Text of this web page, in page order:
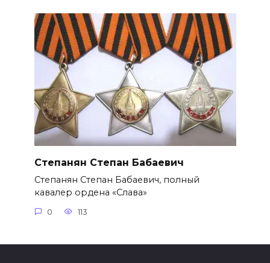
Степанян Степан Бабаевич
Степанян Степан Бабаевич, полный
кавалер ордена «Слава»
0 113